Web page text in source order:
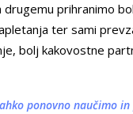
drugemu prihranimo
ter sami
bolj kakovostne
ponovno naučimo